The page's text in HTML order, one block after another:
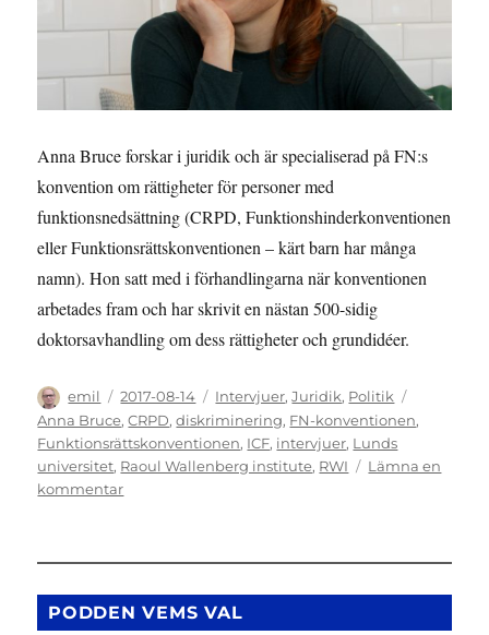
Anna Bruce forskar i juridik och är specialiserad på FN:s
konvention om rättigheter för personer med
funktionsnedsättning (CRPD, Funktionshinderkonventionen
eller Funktionsrättskonventionen – kärt barn har många
namn). Hon satt med i förhandlingarna när konventionen
arbetades fram och har skrivit en nästan 500-sidig
doktorsavhandling om dess rättigheter och grundidéer.
Författare
emil
Publicerat
den
2017-08-14 Kategorier
Intervjuer,Juridik, Politik
Anna Bruce,CRPD,diskriminering, FN-konventionen,
Funktionsrättskonventionen, ICF, intervjuer, Lunds
universitet, Raoul Wallenberg institute, RWI
Lämna en
kommentartill
gör
skillnad
PODDEN VEMS VAL